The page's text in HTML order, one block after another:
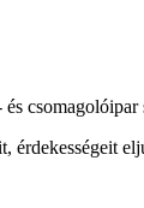
csomagolóipar